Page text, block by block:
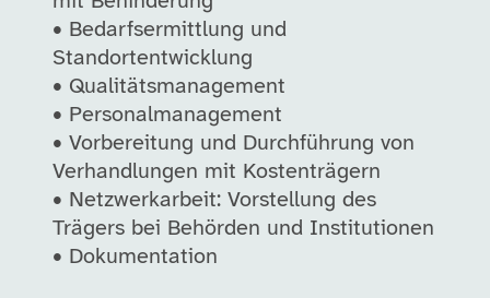
• Bedarfsermittlung und
Standortentwicklung
• Qualitätsmanagement
• Personalmanagement
• Vorbereitung und Durchführung von
Verhandlungen mit Kostenträgern
• Netzwerkarbeit: Vorstellung des
Trägers bei Behörden und Institutionen
• Dokumentation